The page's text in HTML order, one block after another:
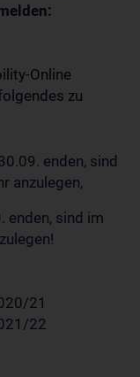
Online
zu
enden, sind
anzulegen,
enden, sind im
21
22